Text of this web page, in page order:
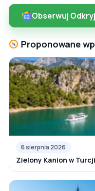
Obserwuj
Proponowane
6 sierpnia 2026
Zielony Kanion w